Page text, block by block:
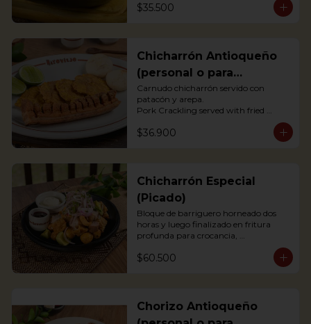
$35.500
Chicharrón Antioqueño
(personal o para
compartir)
Carnudo chicharrón servido con
patacón y arepa.
Pork Crackling served with fried
*Arepa de mote: no hay disponibilidad
$36.900
Chicharrón Especial
(Picado)
Bloque de barriguero horneado dos
horas y luego finalizado en fritura
profunda para crocancia,
cebolla acevichada y reducción de
crunchiness, accompanied by creole
potatoes, onion and agras reduction.
$60.500
Chorizo Antioqueño